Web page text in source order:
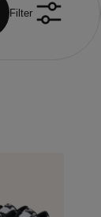
Filter